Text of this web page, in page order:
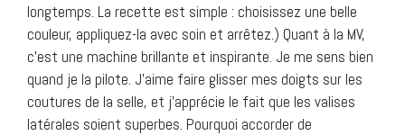
longtemps. La recette est simple : choisissez une belle
couleur, appliquez-la avec soin et arrêtez.) Quant à la MV,
c’est une machine brillante et inspirante. Je me sens bien
quand je la pilote. J’aime faire glisser mes doigts sur les
coutures de la selle, et j’apprécie le fait que les valises
latérales soient superbes. Pourquoi accorder de